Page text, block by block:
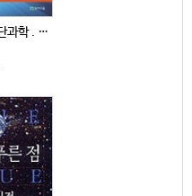
LIVE 과학 : 첨단과학 . 11-15